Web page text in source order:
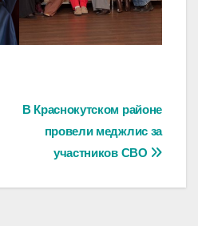
В Краснокутском районе
провели меджлис за
участников СВО